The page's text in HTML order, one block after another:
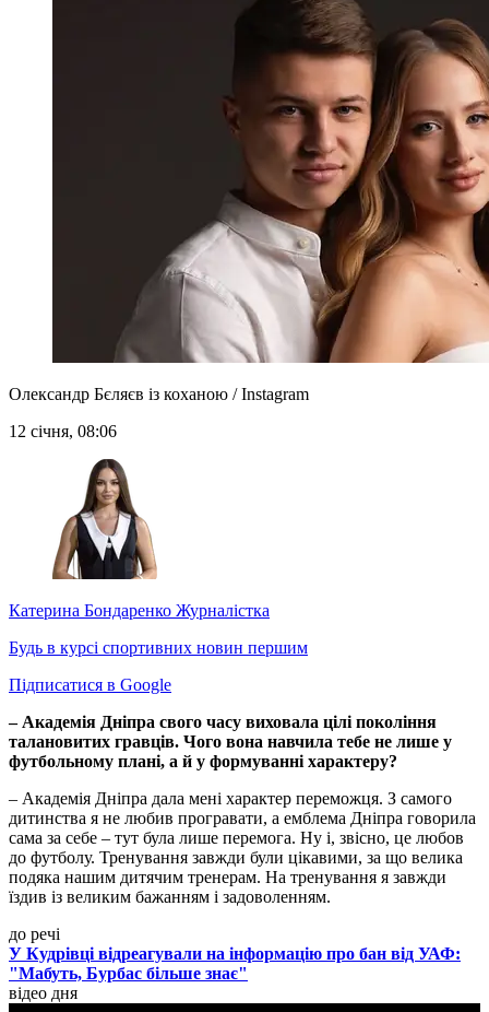
Олександр Бєляєв із коханою / Instagram
12 січня, 08:06
Катерина Бондаренко Журналістка
Будь в курсі спортивних новин першим
Підписатися в Google
– Академія Дніпра свого часу виховала цілі покоління
талановитих гравців. Чого вона навчила тебе не лише у
футбольному плані, а й у формуванні характеру?
– Академія Дніпра дала мені характер переможця. З самого
дитинства я не любив програвати, а емблема Дніпра говорила
сама за себе – тут була лише перемога. Ну і, звісно, це любов
до футболу. Тренування завжди були цікавими, за що велика
подяка нашим дитячим тренерам. На тренування я завжди
їздив із великим бажанням і задоволенням.
до речі
У Кудрівці відреагували на інформацію про бан від УАФ:
"Мабуть, Бурбас більше знає"
відео дня